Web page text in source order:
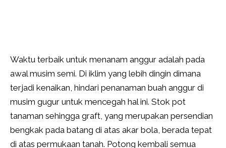
Waktu terbaik untuk menanam anggur adalah pada
awal musim semi. Di iklim yang lebih dingin dimana
terjadi kenaikan, hindari penanaman buah anggur di
musim gugur untuk mencegah hal ini. Stok pot
tanaman sehingga graft, yang merupakan persendian
bengkak pada batang di atas akar bola, berada tepat
di atas permukaan tanah. Potong kembali semua